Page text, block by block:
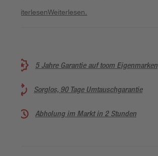
WeiterlesenWeiterlesen.
5 Jahre Garantie auf toom Eigenmarken
Sorglos, 90 Tage Umtauschgarantie
Abholung im Markt in 2 Stunden